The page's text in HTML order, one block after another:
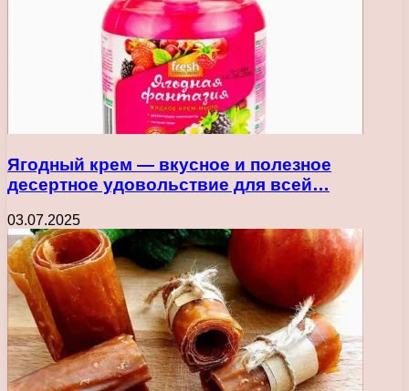
Ягодный крем — вкусное и полезное
десертное удовольствие для всей…
03.07.2025